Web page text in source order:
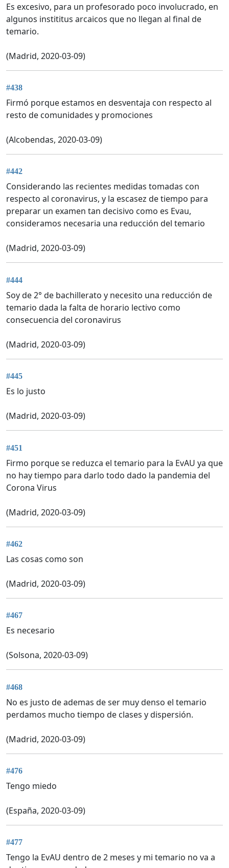
Es excesivo, para un profesorado poco involucrado, en
algunos instititus arcaicos que no llegan al final de
temario.
(Madrid, 2020-03-09)
#438
Firmó porque estamos en desventaja con respecto al
resto de comunidades y promociones
(Alcobendas, 2020-03-09)
#442
Considerando las recientes medidas tomadas con
respecto al coronavirus, y la escasez de tiempo para
preparar un examen tan decisivo como es Evau,
consideramos necesaria una reducción del temario
(Madrid, 2020-03-09)
#444
Soy de 2° de bachillerato y necesito una reducción de
temario dada la falta de horario lectivo como
consecuencia del coronavirus
(Madrid, 2020-03-09)
#445
Es lo justo
(Madrid, 2020-03-09)
#451
Firmo porque se reduzca el temario para la EvAU ya que
no hay tiempo para darlo todo dado la pandemia del
Corona Virus
(Madrid, 2020-03-09)
#462
Las cosas como son
(Madrid, 2020-03-09)
#467
Es necesario
(Solsona, 2020-03-09)
#468
No es justo de ademas de ser muy denso el temario
perdamos mucho tiempo de clases y dispersión.
(Madrid, 2020-03-09)
#476
Tengo miedo
(España, 2020-03-09)
#477
Tengo la EvAU dentro de 2 meses y mi temario no va a